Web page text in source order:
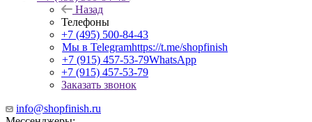
Назад
Телефоны
+7 (495) 500-84-43
Мы в Telegramhttps://t.me/shopfinish
+7 (915) 457-53-79WhatsApp
+7 (915) 457-53-79
Заказать звонок
info@shopfinish.ru